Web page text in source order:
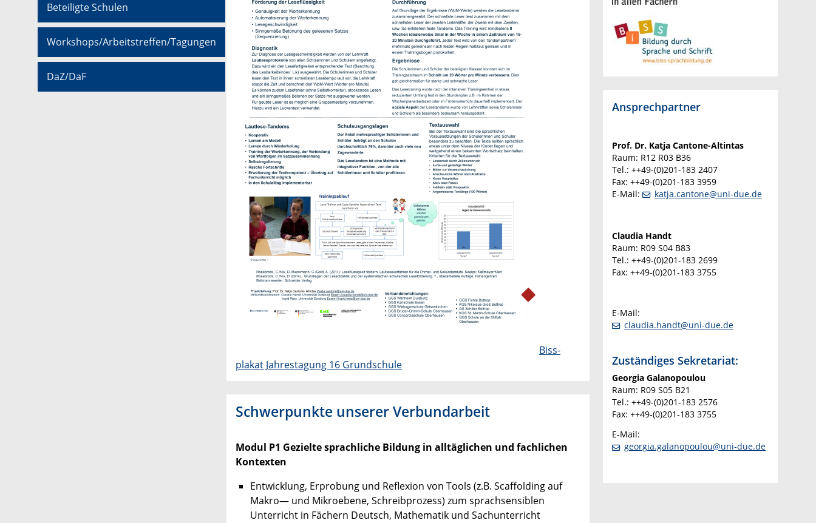
Beteiligte Schulen
Workshops/Arbeitstreffen/Tagungen
DaZ/DaF
Biss-
plakat Jahrestagung 16 Grundschule
Schwerpunkte unserer Verbundarbeit
Modul P1 Gezielte sprachliche Bildung in alltäglichen und fachlichen
Kontexten
Entwicklung, Erprobung und Reflexion von Tools (z.B. Scaffolding auf
Makro— und Mikroebene, Schreibprozess) zum sprachsensiblen
Unterricht in Fächern Deutsch, Mathematik und Sachunterricht
Ansprechpartner
Prof. Dr. Katja Cantone-Altintas
Raum: R12 R03 B36
Tel.: ++49-(0)201-183 2407
Fax: ++49-(0)201-183 3959
E-Mail:
katja.cantone@uni-due.de
Claudia Handt
Raum: R09 S04 B83
Tel.: ++49-(0)201-183 2699
Fax: ++49-(0)201-183 3755
E-Mail:
claudia.handt@uni-due.de
Zuständiges Sekretariat:
Georgia Galanopoulou
Raum: R09 S05 B21
Tel.: ++49-(0)201-183 2576
Fax: ++49-(0)201-183 3755
E-Mail:
georgia.galanopoulou@uni-due.de